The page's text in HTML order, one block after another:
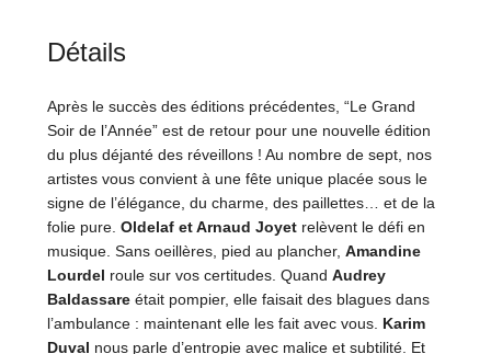
Détails
Après le succès des éditions précédentes, “Le Grand
Soir de l’Année” est de retour pour une nouvelle édition
du plus déjanté des réveillons ! Au nombre de sept, nos
artistes vous convient à une fête unique placée sous le
signe de l’élégance, du charme, des paillettes… et de la
folie pure.Oldelaf et Arnaud Joyet relèvent le défi en
musique. Sans oeillères, pied au plancher,Amandine
Lourdel roule sur vos certitudes. QuandAudrey
Baldassare était pompier, elle faisait des blagues dans
l’ambulance : maintenant elle les fait avec vous. Karim
Duval nous parle d’entropie avec malice et subtilité. Et